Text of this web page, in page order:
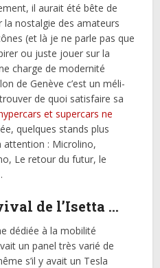
il aurait été bête de
la nostalgie des amateurs
(et là je ne parle pas que
ou juste jouer sur la
charge de modernité
de Genève c’est un méli-
de quoi satisfaire sa
et supercars ne
quelques stands plus
attention : Microlino,
Le retour du futur, le
de l’Isetta …
dédiée à la mobilité
un panel très varié de
s’il y avait un Tesla